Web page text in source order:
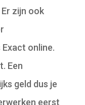
zijn ook
Exact online.
Een
geld dus je
eerst